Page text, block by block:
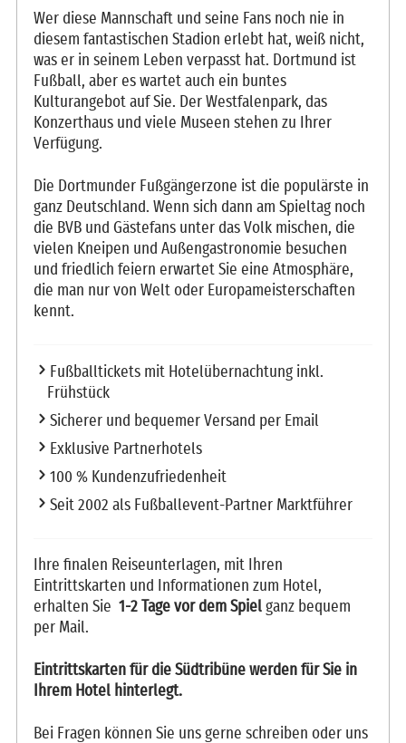
Wer diese Mannschaft und seine Fans noch nie in
diesem fantastischen Stadion erlebt hat, weiß nicht,
was er in seinem Leben verpasst hat. Dortmund ist
Fußball, aber es wartet auch ein buntes
Kulturangebot auf Sie. Der Westfalenpark, das
Konzerthaus und viele Museen stehen zu Ihrer
Verfügung.
Die Dortmunder Fußgängerzone ist die populärste in
ganz Deutschland. Wenn sich dann am Spieltag noch
die BVB und Gästefans unter das Volk mischen, die
vielen Kneipen und Außengastronomie besuchen
und friedlich feiern erwartet Sie eine Atmosphäre,
die man nur von Welt oder Europameisterschaften
kennt.
Fußballtickets mit Hotelübernachtung inkl.
Frühstück
Sicherer und bequemer Versand per Email
Exklusive Partnerhotels
100 % Kundenzufriedenheit
Seit 2002 als Fußballevent-Partner Marktführer
Ihre finalen Reiseunterlagen, mit Ihren
Eintrittskarten und Informationen zum Hotel,
erhalten Sie 1-2 Tage vor dem Spiel ganz bequem
per Mail.
Eintrittskarten für die Südtribüne werden für Sie in
Ihrem Hotel hinterlegt.
Bei Fragen können Sie uns gerne schreiben oder uns